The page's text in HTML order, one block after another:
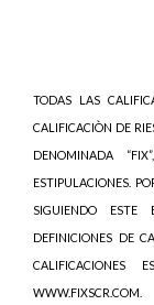
TODAS LAS
CALIFICACIÒN DE
DENOMINADA
ESTIPULACIONES.
SIGUIENDO ESTE
DEFINICIONES DE
CALIFICACIONES